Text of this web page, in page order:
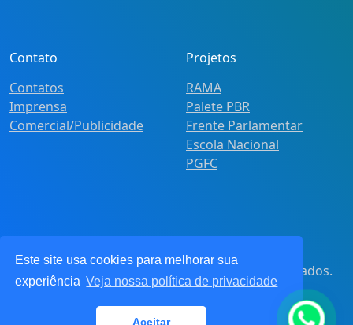
Este site usa cookies para melhorar sua
experiência Veja nossa política de privacidade
Aceitar
Contato
Contatos
Imprensa
Comercial/Publicidade
Projetos
RAMA
Palete PBR
Frente Parlamentar
Escola Nacional
PGFC
Pot&Pracy
. Todos os direitos reservados.
CNPJ: 62.360.268.0001/91